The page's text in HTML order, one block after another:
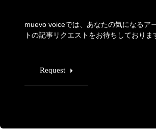
muevo voiceでは、あなたの気になるア
トの記事リクエストをお待ちしておりま
Request